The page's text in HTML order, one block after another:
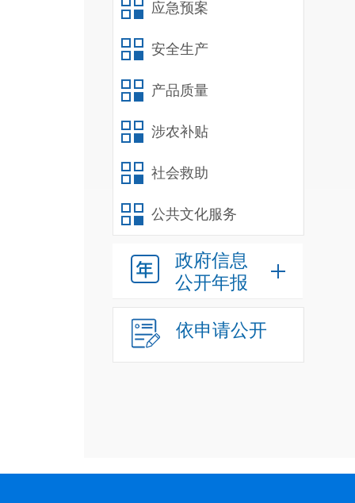
应急预案
安全生产
产品质量
涉农补贴
社会救助
公共文化服务
政府信息
公开年报
依申请公开